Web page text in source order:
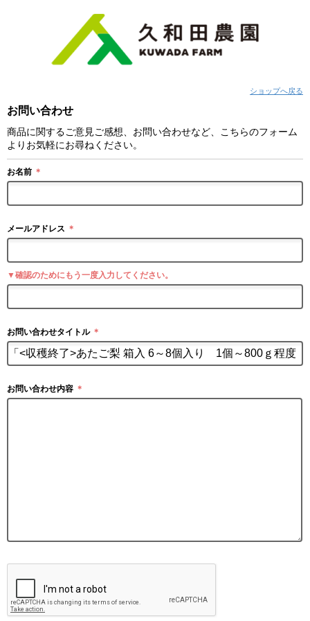
ショップへ戻る
お問い合わせ
商品に関するご意見ご感想、お問い合わせなど、こちらのフォーム
よりお気軽にお尋ねください。
お名前 ＊
メールアドレス ＊
▼確認のためにもう一度入力してください。
お問い合わせタイトル ＊
お問い合わせ内容 ＊